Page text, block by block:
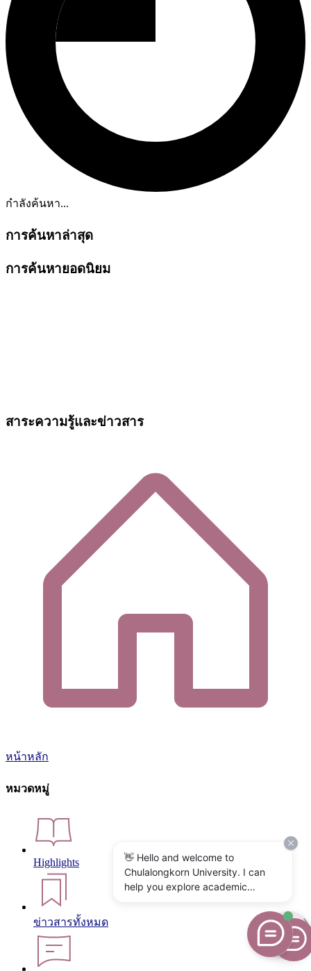
กำลังค้นหา...
การค้นหาล่าสุด
การค้นหายอดนิยม
สาระความรู้และข่าวสาร
หน้าหลัก
หมวดหมู่
Highlights
ข่าวสารทั้งหมด
👋 Hello and welcome to
Chulalongkorn University. I can
help you explore academic